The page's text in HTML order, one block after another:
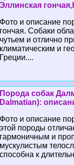
Эллинская
Фото и описание
гончая. Собаки
чутьем и отлично
климатическим и
Греции....
Порода собак
Dalmatian):
Фото и описание
этой породы
гармоничным и
мускулистым
способна к